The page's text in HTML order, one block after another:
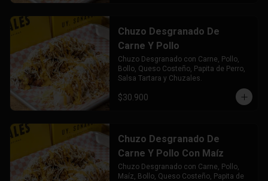
Chuzo Desgranado De
Carne Y Pollo
Chuzo Desgranado con Carne, Pollo,
Bollo, Queso Costeño, Papita de Perro,
Salsa Tartara y Chuzales.
$30.900
Chuzo Desgranado De
Carne Y Pollo Con Maíz
Chuzo Desgranado con Carne, Pollo,
Maíz, Bollo, Queso Costeño, Papita de